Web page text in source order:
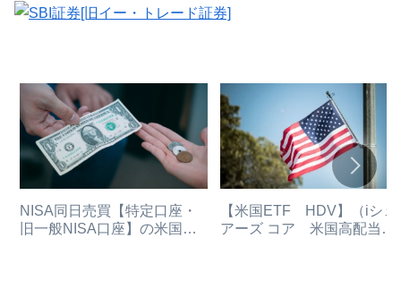
NISA同日売買【特定口座・
旧一般NISA口座】の米国高
【米国ETF HDV】（iシェ
アーズ コア 米国高配当株